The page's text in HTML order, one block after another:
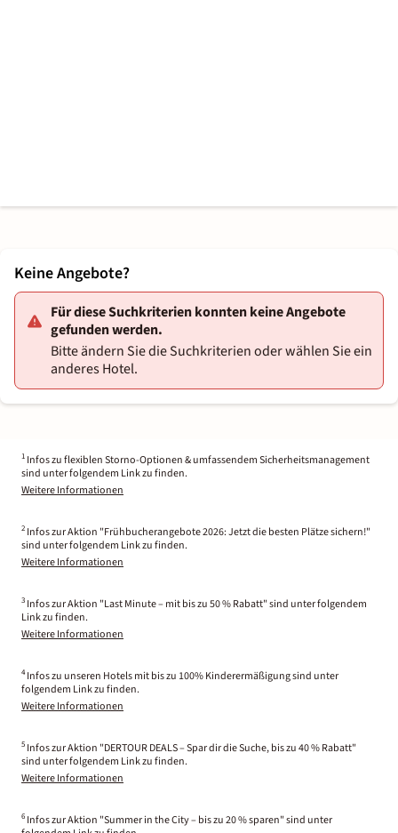
Keine Angebote?
Für diese Suchkriterien konnten keine Angebote
gefunden werden.
Bitte ändern Sie die Suchkriterien oder wählen Sie ein
anderes Hotel.
1 Infos zu flexiblen Storno-Optionen & umfassendem Sicherheitsmanagement
sind unter folgendem Link zu finden.
Weitere Informationen
2 Infos zur Aktion "Frühbucherangebote 2026: Jetzt die besten Plätze sichern!"
sind unter folgendem Link zu finden.
Weitere Informationen
3 Infos zur Aktion "Last Minute – mit bis zu 50 % Rabatt" sind unter folgendem
Link zu finden.
Weitere Informationen
4 Infos zu unseren Hotels mit bis zu 100% Kinderermäßigung sind unter
folgendem Link zu finden.
Weitere Informationen
5 Infos zur Aktion "DERTOUR DEALS – Spar dir die Suche, bis zu 40 % Rabatt"
sind unter folgendem Link zu finden.
Weitere Informationen
6 Infos zur Aktion "Summer in the City – bis zu 20 % sparen" sind unter